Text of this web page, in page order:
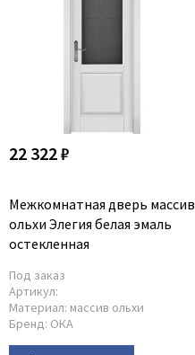
22 322 ₽
Межкомнатная дверь массив
ольхи Элегия белая эмаль
остекленная
Под заказ
Артикул:
Материал: массив ольхи
Бренд: ОКА